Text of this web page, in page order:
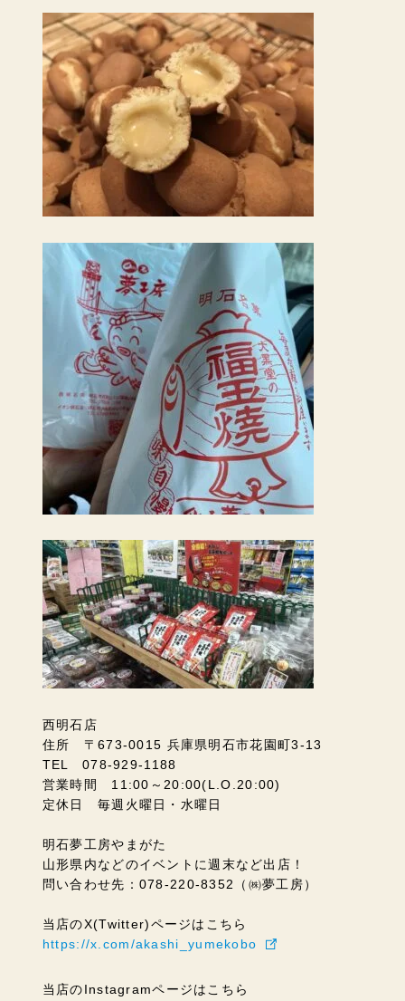
西明石店
住所 〒673-0015 兵庫県明石市花園町3-13
TEL 078-929-1188
営業時間 11:00～20:00(L.O.20:00)
定休日 毎週火曜日・水曜日
明石夢工房やまがた
山形県内などのイベントに週末など出店！
問い合わせ先：078-220-8352（㈱夢工房）
当店のX(Twitter)ページはこちら
https://x.com/akashi_yumekobo
当店のInstagramページはこちら